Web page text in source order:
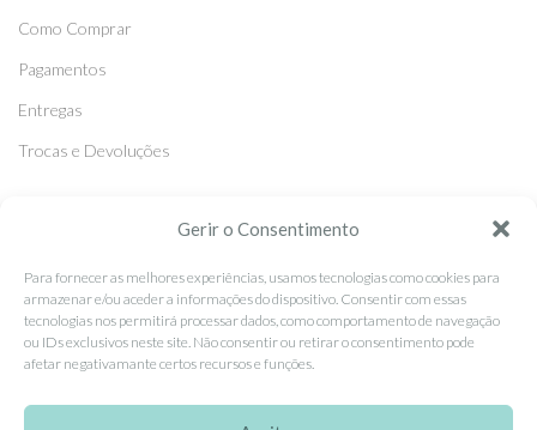
Gerir o Consentimento
Para fornecer as melhores experiências, usamos tecnologias como cookies para
armazenar e/ou aceder a informações do dispositivo. Consentir com essas
tecnologias nos permitirá processar dados, como comportamento de navegação
ou IDs exclusivos neste site. Não consentir ou retirar o consentimento pode
afetar negativamante certos recursos e funções.
Como Comprar
Pagamentos
Entregas
Trocas e Devoluções
Facebook
Instagram
Pinterest